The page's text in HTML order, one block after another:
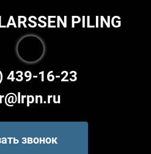
PILING
439-16-23
звонок